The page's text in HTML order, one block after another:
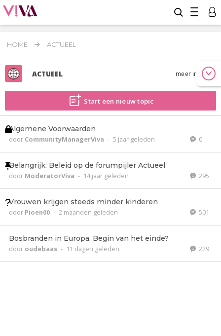
HOME ACTUEEL
ACTUEEL meer info
Start een nieuw topic
Algemene Voorwaarden
door CommunityManagerViva - 5 jaar geleden 0
Belangrijk: Beleid op de forumpijler Actueel
door ModeratorViva - 14 jaar geleden 295
Vrouwen krijgen steeds minder kinderen
door Pioen00 - 2 maanden geleden 501
Bosbranden in Europa. Begin van het einde?
door oudebaas - 11 dagen geleden 229